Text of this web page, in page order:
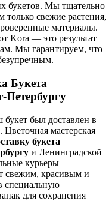
букетов. Мы тщательно
только свежие растения,
материалы.
Kora — это результат
Мы гарантируем, что
Букета
был доставлен в
мастерская
букета
и Ленинградской
курьеры
свежим, красивым и
специальную
для сохранения